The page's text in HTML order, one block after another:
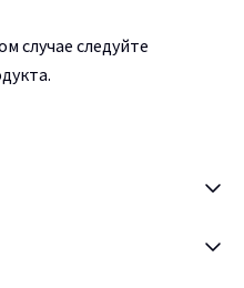
случае следуйте